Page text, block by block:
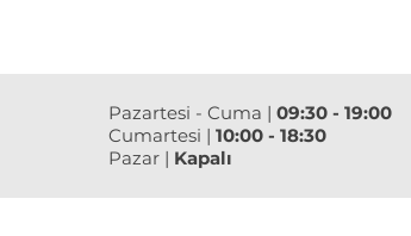
Pazartesi - Cuma | 09:30 - 19:00
Cumartesi | 10:00 - 18:30
Pazar | Kapalı